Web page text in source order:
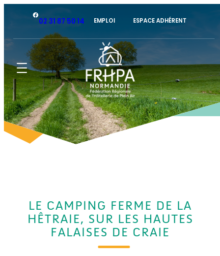
Facebook
02 31 87 50 14 EMPLOI ESPACE ADHÉRENT
LE CAMPING FERME DE LA
HÊTRAIE, SUR LES HAUTES
FALAISES DE CRAIE